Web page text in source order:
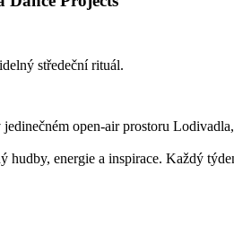
středeční rituál.
open-air prostoru
hudby, energie a inspirace. Každý